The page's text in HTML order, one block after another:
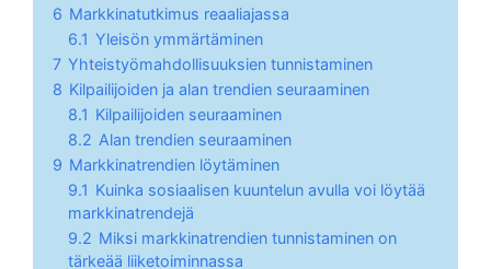
6 Markkinatutkimus reaaliajassa
6.1 Yleisön ymmärtäminen
7 Yhteistyömahdollisuuksien tunnistaminen
8 Kilpailijoiden ja alan trendien seuraaminen
8.1 Kilpailijoiden seuraaminen
8.2 Alan trendien seuraaminen
9 Markkinatrendien löytäminen
9.1 Kuinka sosiaalisen kuuntelun avulla voi löytää
markkinatrendejä
9.2 Miksi markkinatrendien tunnistaminen on
tärkeää liiketoiminnassa